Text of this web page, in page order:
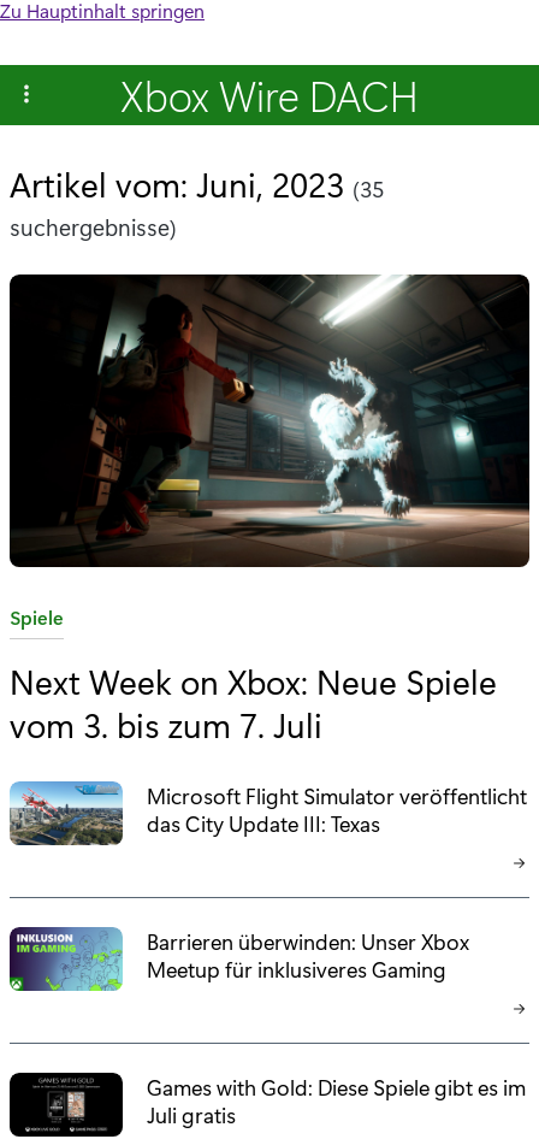
Zu Hauptinhalt springen
Xbox Wire DACH
Artikel vom: Juni, 2023 (35
suchergebnisse)
K
t
g
o
r
i
Spiele
Next Week on Xbox: Neue Spiele
vom 3. bis zum 7. Juli
Microsoft Flight Simulator veröffentlicht
das City Update III: Texas
Barrieren überwinden: Unser Xbox
Meetup für inklusiveres Gaming
Games with Gold: Diese Spiele gibt es im
Juli gratis